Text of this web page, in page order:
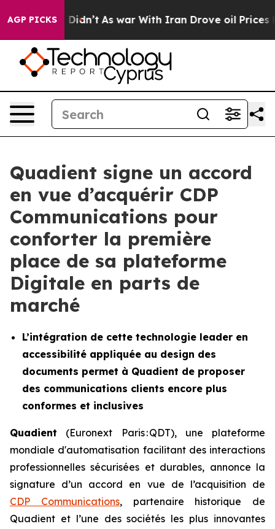
AGP PICKS
it Didn’t As war With Iran Drove oil Prices
Quadient signe un accord
en vue d’acquérir CDP
Communications pour
conforter la première
place de sa plateforme
Digitale en parts de
marché
L’intégration de cette technologie leader en
accessibilité appliquée au design des
documents permet à Quadient de proposer
des communications clients encore plus
conformes et inclusives
Quadient (Euronext Paris : QDT), une plateforme
mondiale d'automatisation facilitant des interactions
professionnelles sécurisées et durables, annonce la
signature d’un accord en vue de l’acquisition de
CDP Communications, partenaire historique de
Quadient et l’une des sociétés les plus innovantes